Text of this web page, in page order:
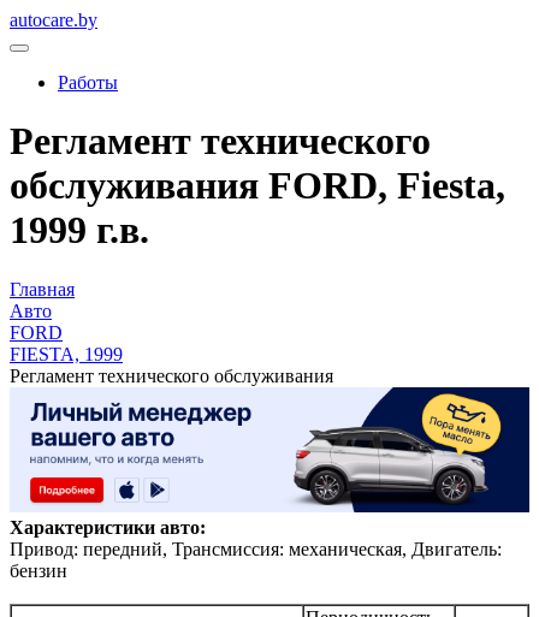
autocare.by
Работы
Регламент технического
обслуживания FORD, Fiesta,
1999 г.в.
Главная
Авто
FORD
FIESTA, 1999
Регламент технического обслуживания
Характеристики авто:
Привод: передний, Трансмиссия: механическая, Двигатель:
бензин